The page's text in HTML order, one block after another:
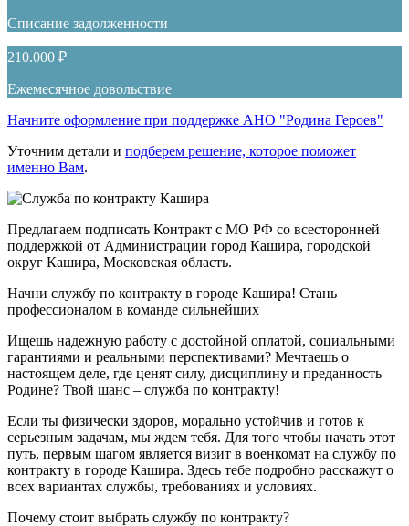
Списание задолженности
210.000 ₽
Ежемесячное довольствие
Начните оформление при поддержке АНО "Родина Героев"
Уточним детали и подберем решение, которое поможет
именно Вам.
Предлагаем подписать Контракт с МО РФ со всесторонней
поддержкой от Администрации город Кашира, городской
округ Кашира, Московская область.
Начни службу по контракту в городе Кашира! Стань
профессионалом в команде сильнейших
Ищешь надежную работу с достойной оплатой, социальными
гарантиями и реальными перспективами? Мечтаешь о
настоящем деле, где ценят силу, дисциплину и преданность
Родине? Твой шанс – служба по контракту!
Если ты физически здоров, морально устойчив и готов к
серьезным задачам, мы ждем тебя. Для того чтобы начать этот
путь, первым шагом является визит в военкомат на службу по
контракту в городе Кашира. Здесь тебе подробно расскажут о
всех вариантах службы, требованиях и условиях.
Почему стоит выбрать службу по контракту?